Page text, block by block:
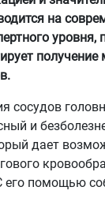
на
уровня,
сосудов
и
дает
его помощью